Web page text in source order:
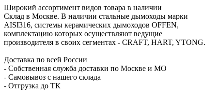
Широкий ассортимент видов товара в наличии
Склад в Москве. В наличии стальные дымоходы марки
AISI316, системы керамических дымоходов OFFEN,
комплектацию которых осуществляют ведущие
производителя в своих сегментах - CRAFT, HART, YTONG.
Доставка по всей России
- Собственная служба доставки по Москве и МО
- Самовывоз с нашего склада
- Отгрузка до ТК